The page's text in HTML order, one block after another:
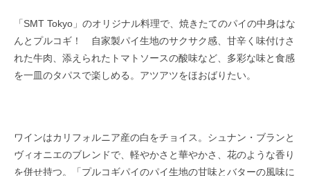
「SMT Tokyo」のオリジナル料理で、焼きたてのパイの中身はな
んとプルコギ！ 自家製パイ生地のサクサク感、甘辛く味付けさ
れた牛肉、添えられたトマトソースの酸味など、多彩な味と食感
を一皿のタパスで楽しめる。アツアツをほおばりたい。
ワインはカリフォルニア産の白をチョイス。シュナン・ブランと
ヴィオニエのブレンドで、軽やかさと華やかさ、花のような香り
を併せ持つ。「プルコギパイのパイ生地の甘味とバターの風味に